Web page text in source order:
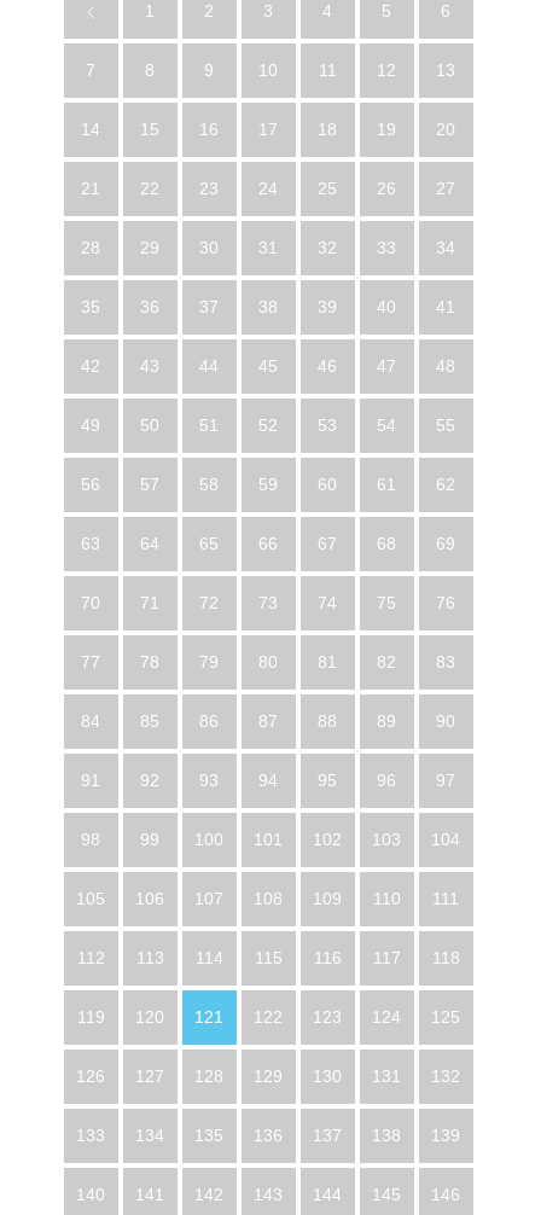
1 2 3 4 5 6
7 8 9 10 11 12 13
14 15 16 17 18 19 20
21 22 23 24 25 26 27
28 29 30 31 32 33 34
35 36 37 38 39 40 41
42 43 44 45 46 47 48
49 50 51 52 53 54 55
56 57 58 59 60 61 62
63 64 65 66 67 68 69
70 71 72 73 74 75 76
77 78 79 80 81 82 83
84 85 86 87 88 89 90
91 92 93 94 95 96 97
98 99 100 101 102 103 104
105 106 107 108 109 110 111
112 113 114 115 116 117 118
119 120 121 122 123 124 125
126 127 128 129 130 131 132
133 134 135 136 137 138 139
140 141 142 143 144 145 146